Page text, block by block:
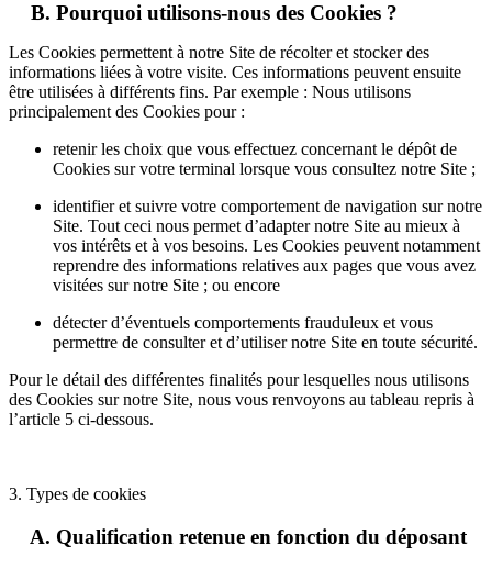
B. Pourquoi utilisons-nous des Cookies ?
Les Cookies permettent à notre Site de récolter et stocker des
informations liées à votre visite. Ces informations peuvent ensuite
être utilisées à différents fins. Par exemple : Nous utilisons
principalement des Cookies pour :
retenir les choix que vous effectuez concernant le dépôt de
Cookies sur votre terminal lorsque vous consultez notre Site ;
identifier et suivre votre comportement de navigation sur notre
Site. Tout ceci nous permet d’adapter notre Site au mieux à
vos intérêts et à vos besoins. Les Cookies peuvent notamment
reprendre des informations relatives aux pages que vous avez
visitées sur notre Site ; ou encore
détecter d’éventuels comportements frauduleux et vous
permettre de consulter et d’utiliser notre Site en toute sécurité.
Pour le détail des différentes finalités pour lesquelles nous utilisons
des Cookies sur notre Site, nous vous renvoyons au tableau repris à
l’article 5 ci-dessous.
3. Types de cookies
A. Qualification retenue en fonction du déposant